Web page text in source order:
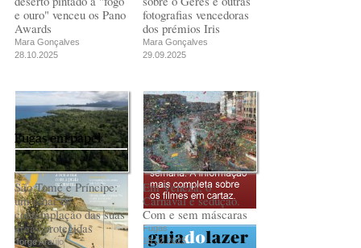
e ouro" venceu os Pano
Awards
Mara Gonçalves
28.10.2025
fotografias vencedoras
dos prémios Iris
Mara Gonçalves
29.09.2025
São Tomé e Príncipe:
um olhar de
contemplação das suas
áreas protegidas
Jorge Araújo
Em Veneza, o
Carnaval é sedução.
Com e sem máscaras
Fugas
18.02.2025
Fugas em papel